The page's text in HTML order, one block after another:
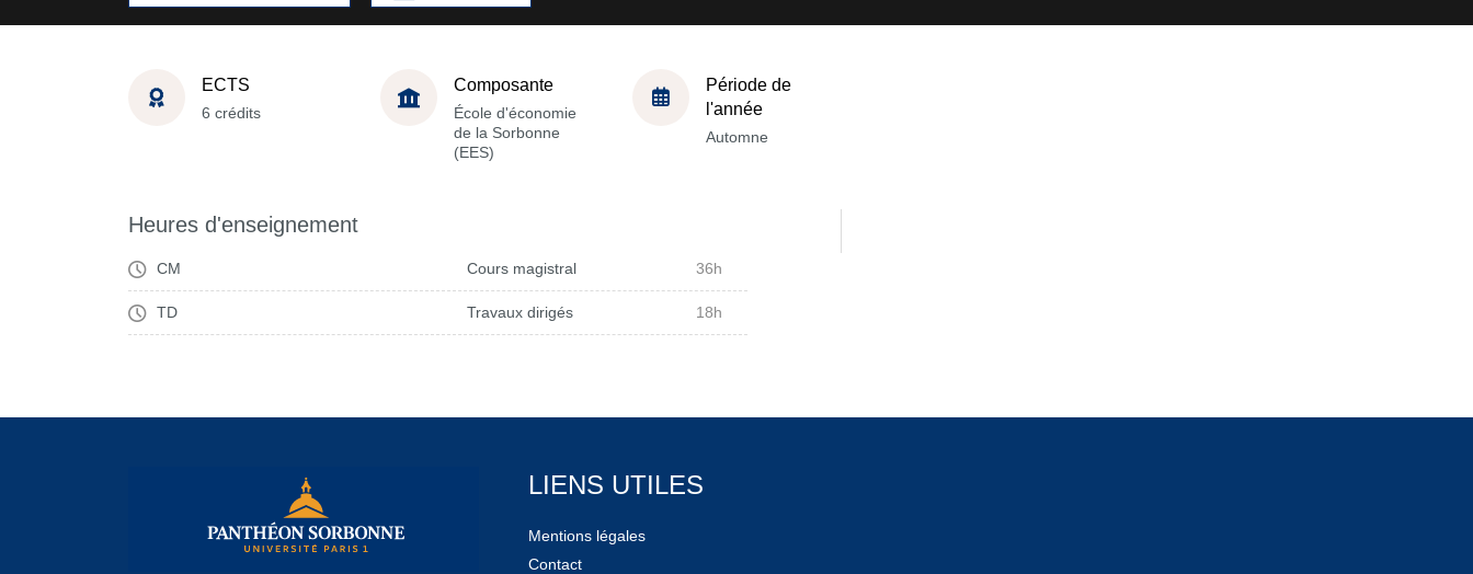
ECTS
6 crédits
Composante
École d'économie
de la Sorbonne
(EES)
Période de
l'année
Automne
Heures d'enseignement
CM Cours magistral 36h
TD Travaux dirigés 18h
LIENS UTILES
Mentions légales
Contact